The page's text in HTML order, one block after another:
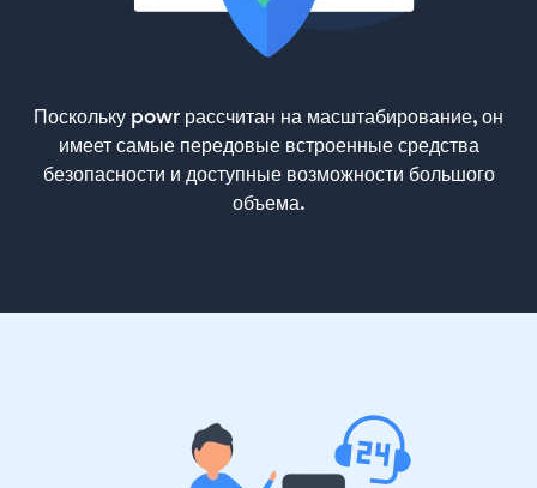
Поскольку powr рассчитан на масштабирование, он
имеет самые передовые встроенные средства
безопасности и доступные возможности большого
объема.